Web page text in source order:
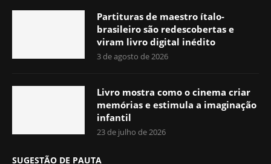
Partituras de maestro ítalo-
brasileiro são redescobertas e
viram livro digital inédito
3 de agosto de 2026
Livro mostra como o cinema criar
memórias e estimula a imaginação
infantil
23 de julho de 2026
SUGESTÃO DE PAUTA